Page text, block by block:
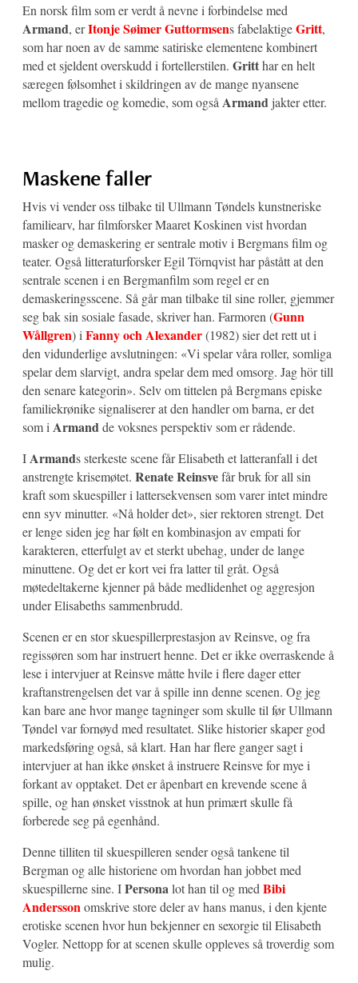
En norsk film som er verdt å nevne i forbindelse med
Armand, erItonje Søimer Guttormsens fabelaktigeGritt,
som har noen av de samme satiriske elementene kombinert
med et sjeldent overskudd i fortellerstilen. Gritthar en helt
særegen følsomhet i skildringen av de mange nyansene
mellom tragedie og komedie, som også Armand jakter etter.
Maskene faller
Hvis vi vender oss tilbake til Ullmann Tøndels kunstneriske
familiearv, har filmforsker Maaret Koskinen vist hvordan
masker og demaskering er sentrale motiv i Bergmans film og
teater. Også litteraturforsker Egil Törnqvist har påstått at den
sentrale scenen i en Bergmanfilm som regel er en
demaskeringsscene. Så går man tilbake til sine roller, gjemmer
seg bak sin sosiale fasade, skriver han. Farmoren (Gunn
Wållgren) i Fanny och Alexander(1982) sier det rett ut i
den vidunderlige avslutningen: «Vi spelar våra roller, somliga
spelar dem slarvigt, andra spelar dem med omsorg. Jag hör till
den senare kategorin». Selv om tittelen på Bergmans episke
familiekrønike signaliserer at den handler om barna, er det
som i Armandde voksnes perspektiv som er rådende.
IArmands sterkeste scene får Elisabeth et latteranfall i det
anstrengte krisemøtet. Renate Reinsvefår bruk for all sin
kraft som skuespiller i lattersekvensen som varer intet mindre
enn syv minutter. «Nå holder det», sier rektoren strengt. Det
er lenge siden jeg har følt en kombinasjon av empati for
karakteren, etterfulgt av et sterkt ubehag, under de lange
minuttene. Og det er kort vei fra latter til gråt. Også
møtedeltakerne kjenner på både medlidenhet og aggresjon
under Elisabeths sammenbrudd.
Scenen er en stor skuespillerprestasjon av Reinsve, og fra
regissøren som har instruert henne. Det er ikke overraskende å
lese i intervjuer at Reinsve måtte hvile i flere dager etter
kraftanstrengelsen det var å spille inn denne scenen. Og jeg
kan bare ane hvor mange tagninger som skulle til før Ullmann
Tøndel var fornøyd med resultatet. Slike historier skaper god
markedsføring også, så klart. Han har flere ganger sagt i
intervjuer at han ikke ønsket å instruere Reinsve for mye i
forkant av opptaket. Det er åpenbart en krevende scene å
spille, og han ønsket visstnok at hun primært skulle få
forberede seg på egenhånd.
Denne tilliten til skuespilleren sender også tankene til
Bergman og alle historiene om hvordan han jobbet med
skuespillerne sine. IPersonalot han til og med Bibi
Anderssonomskrive store deler av hans manus, i den kjente
erotiske scenen hvor hun bekjenner en sexorgie til Elisabeth
Vogler. Nettopp for at scenen skulle oppleves så troverdig som
mulig.